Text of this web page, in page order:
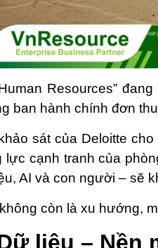
Resources”
ban hành chính đơn
sát của Deloitte
lực cạnh tranh của
AI và con người – sẽ
còn là xu hướng,
liệu – Nền